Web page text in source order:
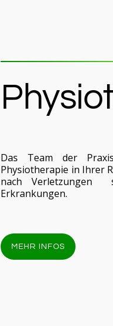
Das Team der
Physiotherapie in Ihrer
nach Verletzungen
Erkrankungen.
MEHR INFOS